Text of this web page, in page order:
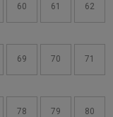
60 61 62
69 70 71
78 79 80